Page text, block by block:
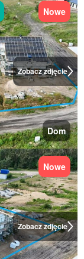
Zobacz zdjęcie
Nowe
Dom
Zobacz zdjęcie
Nowe